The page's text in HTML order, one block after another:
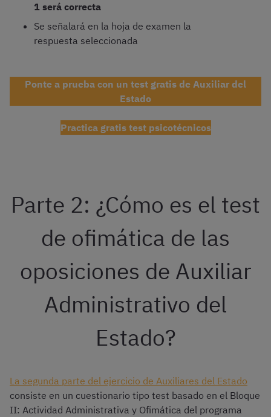
1 será correcta
Se señalará en la hoja de examen la
respuesta seleccionada
Ponte a prueba con un test gratis de Auxiliar del
Estado
Practica gratis test psicotécnicos
Parte 2: ¿Cómo es el test
de ofimática de las
oposiciones de Auxiliar
Administrativo del
Estado?
La segunda parte del ejercicio de Auxiliares del Estado
consiste en un cuestionario tipo test basado en el Bloque
II: Actividad Administrativa y Ofimática del programa